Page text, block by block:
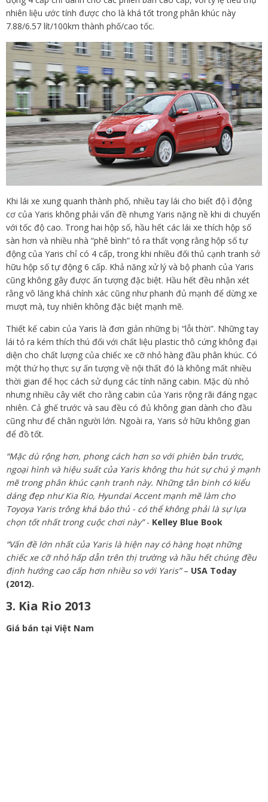
nhiên liệu ước tính được cho là khá tốt trong phân khúc này
7.88/6.57 lít/100km thành phố/cao tốc.
Khi lái xe xung quanh thành phố, nhiều tay lái cho biết độ ì động
cơ của Yaris không phải vấn đề nhưng Yaris nặng nề khi di chuyển
với tốc độ cao. Trong hai hộp số, hầu hết các lái xe thích hộp số
sàn hơn và nhiều nhà “phê bình” tỏ ra thất vọng rằng hộp số tự
động của Yaris chỉ có 4 cấp, trong khi nhiều đối thủ cạnh tranh sở
hữu hộp số tự động 6 cấp. Khả năng xử lý và bộ phanh của Yaris
cũng không gây được ấn tượng đặc biệt. Hầu hết đều nhận xét
rằng vô lăng khá chính xác cũng như phanh đủ mạnh để dừng xe
mượt mà, tuy nhiên không đặc biệt mạnh mẽ.
Thiết kế cabin của Yaris là đơn giản những bị “lỗi thời”. Những tay
lái tỏ ra kém thích thú đối với chất liệu plastic thô cứng không đại
diện cho chất lượng của chiếc xe cỡ nhỏ hàng đầu phân khúc. Có
một thứ họ thực sự ấn tượng về nội thất đó là không mất nhiều
thời gian để học cách sử dụng các tính năng cabin. Mặc dù nhỏ
nhưng nhiều cây viết cho rằng cabin của Yaris rộng rãi đáng ngạc
nhiên. Cả ghế trước và sau đều có đủ không gian dành cho đầu
cũng như để chân người lớn. Ngoài ra, Yaris sở hữu không gian
để đồ tốt.
“Mặc dù rộng hơn, phong cách hơn so với phiên bản trước,
ngoại hình và hiệu suất của Yaris không thu hút sự chú ý mạnh
mẽ trong phân khúc cạnh tranh này. Những tân binh có kiểu
dáng đẹp như Kia Rio, Hyundai Accent mạnh mẽ làm cho
Toyoya Yaris trông khá bảo thủ - có thể không phải là sự lựa
chọn tốt nhất trong cuộc chơi này”- Kelley Blue Book
“Vấn đề lớn nhất của Yaris là hiện nay có hàng hoạt những
chiếc xe cỡ nhỏ hấp dẫn trên thị trường và hầu hết chúng đều
định hướng cao cấp hơn nhiều so với Yaris”– USA Today
(2012).
3. Kia Rio 2013
Giá bán tại Việt Nam